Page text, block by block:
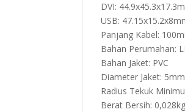
DVI:
USB:
Panjang Kabel:
Bahan Perumahan:
Bahan Jaket: PVC
Diameter Jaket:
Radius Tekuk
Berat Bersih: